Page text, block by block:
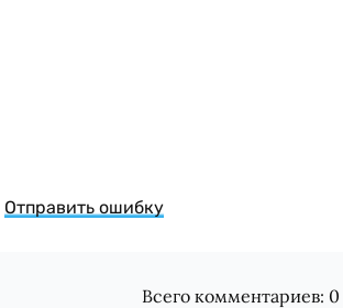
Отправить ошибку
Всего комментариев: 0